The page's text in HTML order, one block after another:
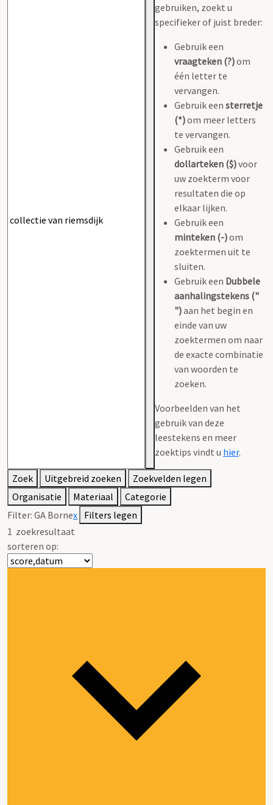
gebruiken, zoekt u
specifieker of juist breder:
Gebruik een
vraagteken (?)om
één letter te
vervangen.
Gebruik een sterretje
(*)om meer letters
te vervangen.
Gebruik een
dollarteken ($)voor
uw zoekterm voor
resultaten die op
elkaar lijken.
Gebruik een
minteken (-)om
zoektermen uit te
sluiten.
Gebruik een Dubbele
aanhalingstekens ("
")aan het begin en
einde van uw
zoektermen om naar
de exacte combinatie
van woorden te
zoeken.
Voorbeelden van het
gebruik van deze
leestekens en meer
zoektips vindt u hier.
Zoek Uitgebreid zoeken
Zoekvelden legen
Organisatie
Materiaal
Categorie
Filter: GA Bornex Filters legen
1 zoekresultaat
sorteren op: